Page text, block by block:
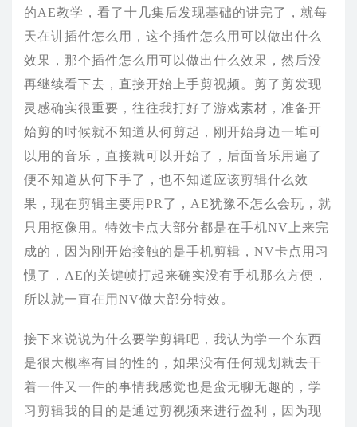
的AE教学，看了十几集后发现基础的讲完了，就每
天在讲插件怎么用，这个插件怎么用可以做出什么
效果，那个插件怎么用可以做出什么效果，然后没
再继续看下去，直接开始上手剪视频。剪了剪发现
灵感确实很重要，往往我打好了游戏素材，准备开
始剪的时候就不知道从何剪起，刚开始身边一堆可
以用的音乐，直接就可以开始了，后面音乐用遍了
便不知道从何下手了，也不知道应该剪辑什么效
果，现在剪辑主要用PR了，AE犹豫不怎么会玩，就
只用抠像用。特效卡点大部分都是在手机NV上来完
成的，因为刚开始接触的是手机剪辑，NV卡点用习
惯了，AE的关键帧打起来确实没有手机那么方便，
所以就一直在用NV做大部分特效。
接下来说说为什么要学剪辑吧，我认为学一个东西
是很大概率有目的性的，如果没有任何规划就去干
着一件又一件的事情我感觉也是蛮无聊无趣的，学
习剪辑我的目的是通过剪视频来进行盈利，因为现